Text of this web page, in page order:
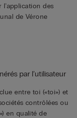
l'application des
de Vérone
par l’utilisateur
entre toi («toi») et
contrôlées ou
en qualité de